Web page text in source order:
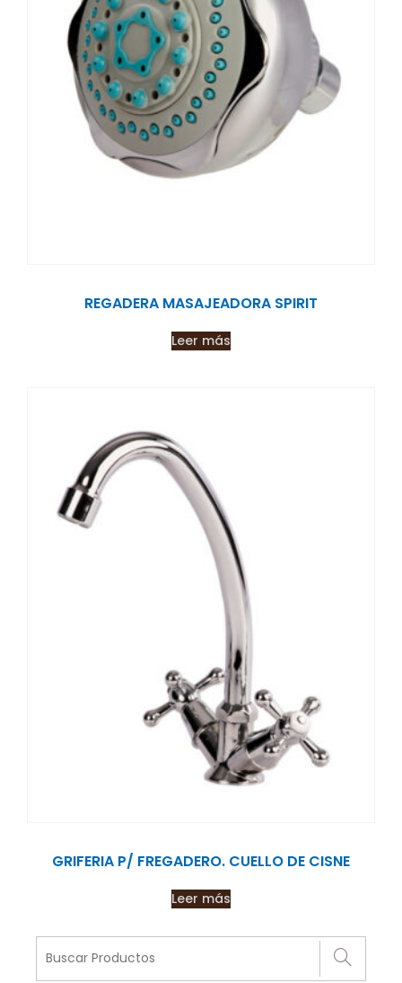
REGADERA MASAJEADORA SPIRIT
Leer más
GRIFERIA P/ FREGADERO. CUELLO DE CISNE
Leer más